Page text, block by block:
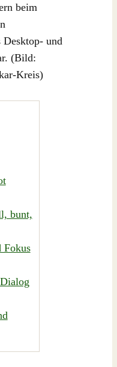
beim
und
(Bild:
Kreis)
bunt,
Fokus